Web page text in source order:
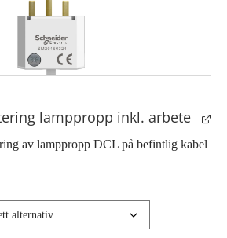
lamppropp inkl. arbete
av lamppropp DCL på befintlig kabel